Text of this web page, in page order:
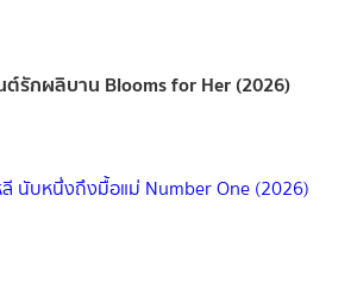
ต์รักผลิบาน Blooms for Her (2026)